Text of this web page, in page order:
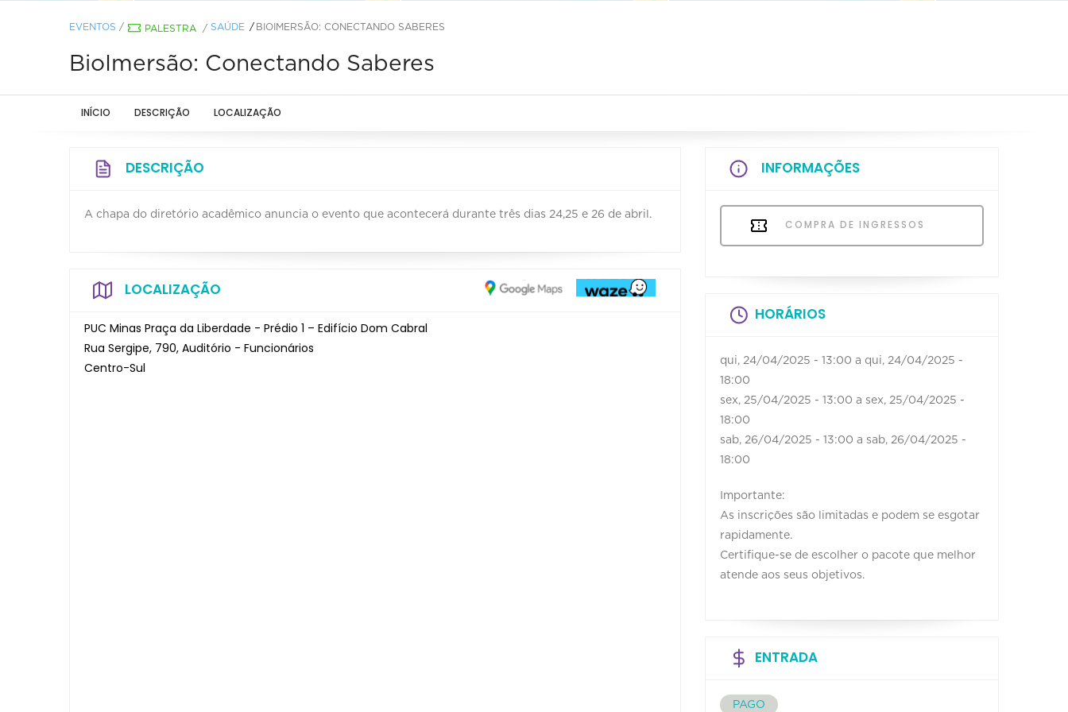
EVENTOS / PALESTRA / SAÚDE BIOIMERSÃO: CONECTANDO SABERES
BioImersão: Conectando Saberes
INÍCIO DESCRIÇÃO LOCALIZAÇÃO
DESCRIÇÃO
A chapa do diretório acadêmico anuncia o evento que acontecerá durante três dias 24,25 e 26 de abril.
LOCALIZAÇÃO
PUC Minas Praça da Liberdade - Prédio 1 – Edifício Dom Cabral
Rua Sergipe, 790, Auditório - Funcionários
Centro-Sul
INFORMAÇÕES
COMPRA DE INGRESSOS
HORÁRIOS
qui, 24/04/2025 - 13:00 a qui, 24/04/2025 -
18:00
sex, 25/04/2025 - 13:00 a sex, 25/04/2025 -
18:00
sab, 26/04/2025 - 13:00 a sab, 26/04/2025 -
18:00
Importante:
As inscrições são limitadas e podem se esgotar
rapidamente.
Certifique-se de escolher o pacote que melhor
atende aos seus objetivos.
ENTRADA
PAGO